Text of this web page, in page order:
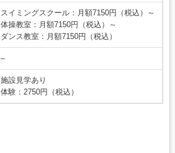
スイミングスクール：月額7150円（税込）～
体操教室：月額7150円（税込）～
ダンス教室：月額7150円（税込）
–
施設見学あり
体験：2750円（税込）